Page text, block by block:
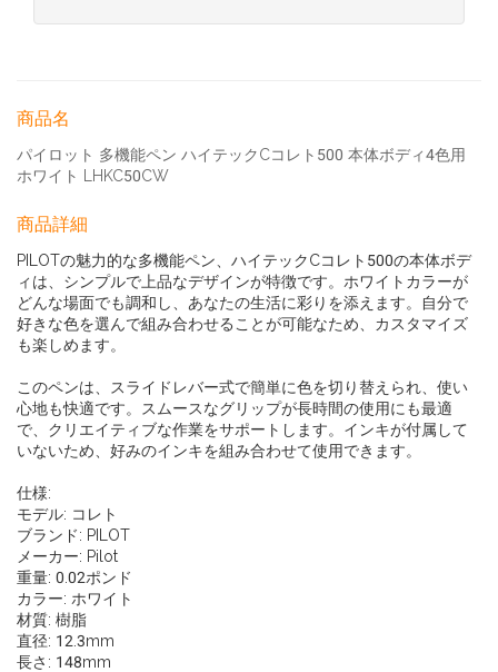
商品名
パイロット 多機能ペン ハイテックCコレト500 本体ボディ4色用
ホワイト LHKC50CW
商品詳細
PILOTの魅力的な多機能ペン、ハイテックCコレト500の本体ボデ
ィは、シンプルで上品なデザインが特徴です。ホワイトカラーが
どんな場面でも調和し、あなたの生活に彩りを添えます。自分で
好きな色を選んで組み合わせることが可能なため、カスタマイズ
も楽しめます。
このペンは、スライドレバー式で簡単に色を切り替えられ、使い
心地も快適です。スムースなグリップが長時間の使用にも最適
で、クリエイティブな作業をサポートします。インキが付属して
いないため、好みのインキを組み合わせて使用できます。
仕様:
モデル: コレト
ブランド: PILOT
メーカー: Pilot
重量: 0.02ポンド
カラー: ホワイト
材質: 樹脂
直径: 12.3mm
長さ: 148mm